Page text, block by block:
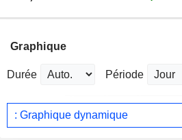
Graphique
Durée Période
: Graphique dynamique